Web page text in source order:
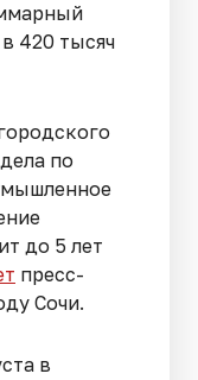
420 тысяч
по
до 5 лет
пресс-
Сочи.
в